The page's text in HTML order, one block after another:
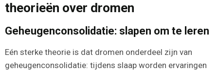
theorieën over dromen
Geheugenconsolidatie: slapen om te leren
Eén sterke theorie is dat dromen onderdeel zijn van
geheugenconsolidatie: tijdens slaap worden ervaringen